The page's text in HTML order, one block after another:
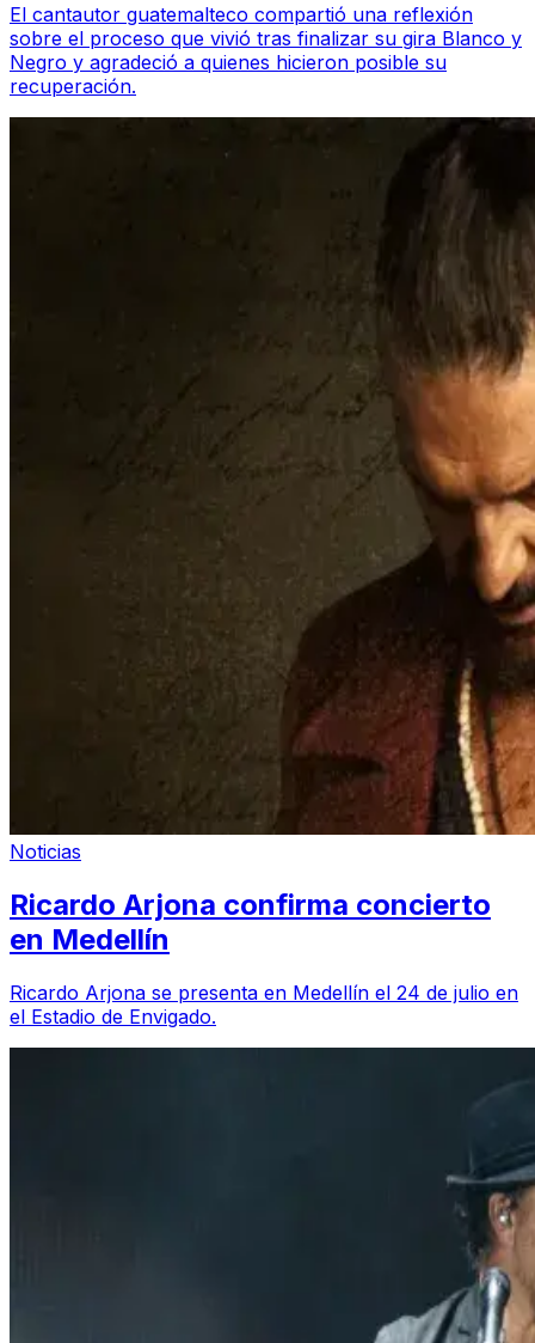
El cantautor guatemalteco compartió una reflexión
sobre el proceso que vivió tras finalizar su gira Blanco y
Negro y agradeció a quienes hicieron posible su
recuperación.
Noticias
Ricardo Arjona confirma concierto
en Medellín
Ricardo Arjona se presenta en Medellín el 24 de julio en
el Estadio de Envigado.